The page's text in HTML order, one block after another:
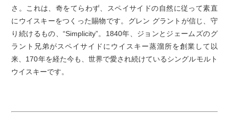
さ。これは、奇をてらわず、スペイサイドの自然に従って素直
にウイスキーをつくった賜物です。グレン グラントが信じ、守
り続けるもの、“Simplicity”。1840年、ジョンとジェームズのグ
ラント兄弟がスペイサイドにウイスキー蒸溜所を創業して以
来、170年を経た今も、世界で愛され続けているシングルモルト
ウイスキーです。